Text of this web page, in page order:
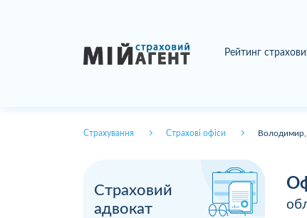
Рейтинг
Страхування Страхові офіси Володимир,
Страховий
адвокат